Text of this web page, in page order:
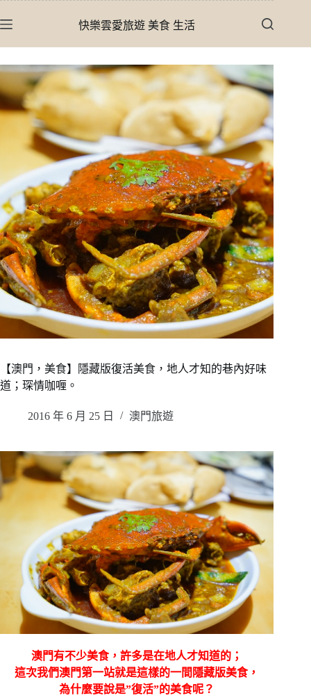
至
內
容
快樂雲愛旅遊 美食 生活
【澳門，美食】隱藏版復活美食，地人才知的巷內好味
道；琛情咖喱。
2016 年 6 月 25 日 澳門旅遊
澳門有不少美食，許多是在地人才知道的；
這次我們澳門第一站就是這樣的一間隱藏版美食，
為什麼要說是”復活”的美食呢？